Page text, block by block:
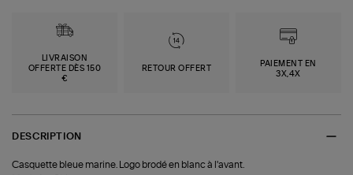
LIVRAISON
OFFERTE DÈS 150
€
RETOUR OFFERT
PAIEMENT EN
3X,4X
DESCRIPTION
Casquette bleue marine. Logo brodé en blanc à l'avant.